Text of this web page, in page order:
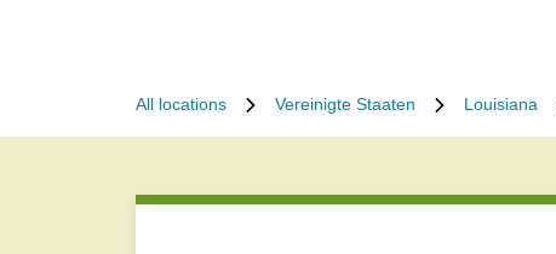
All locations Vereinigte Staaten Louisiana